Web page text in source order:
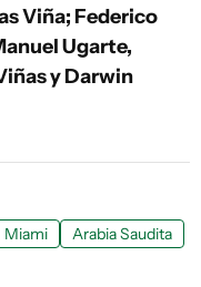
Viña; Federico
Ugarte,
y Darwin
Miami
Arabia Saudita